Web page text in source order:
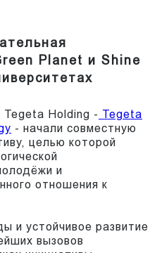
Planet и Shine
Tegeta Holding - Tegeta
- начали совместную
целью которой
и
отношения к
и устойчивое развитие
вызовов